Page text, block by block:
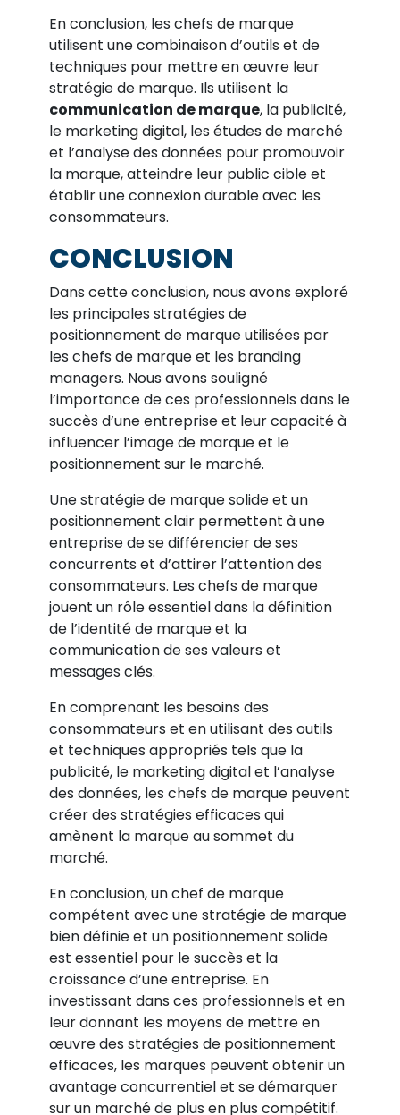
En conclusion, les chefs de marque
utilisent une combinaison d’outils et de
techniques pour mettre en œuvre leur
stratégie de marque. Ils utilisent la
communication de marque, la publicité,
le marketing digital, les études de marché
et l’analyse des données pour promouvoir
la marque, atteindre leur public cible et
établir une connexion durable avec les
consommateurs.
CONCLUSION
Dans cette conclusion, nous avons exploré
les principales stratégies de
positionnement de marque utilisées par
les chefs de marque et les branding
managers. Nous avons souligné
l’importance de ces professionnels dans le
succès d’une entreprise et leur capacité à
influencer l’image de marque et le
positionnement sur le marché.
Une stratégie de marque solide et un
positionnement clair permettent à une
entreprise de se différencier de ses
concurrents et d’attirer l’attention des
consommateurs. Les chefs de marque
jouent un rôle essentiel dans la définition
de l’identité de marque et la
communication de ses valeurs et
messages clés.
En comprenant les besoins des
consommateurs et en utilisant des outils
et techniques appropriés tels que la
publicité, le marketing digital et l’analyse
des données, les chefs de marque peuvent
créer des stratégies efficaces qui
amènent la marque au sommet du
marché.
En conclusion, un chef de marque
compétent avec une stratégie de marque
bien définie et un positionnement solide
est essentiel pour le succès et la
croissance d’une entreprise. En
investissant dans ces professionnels et en
leur donnant les moyens de mettre en
œuvre des stratégies de positionnement
efficaces, les marques peuvent obtenir un
avantage concurrentiel et se démarquer
sur un marché de plus en plus compétitif.